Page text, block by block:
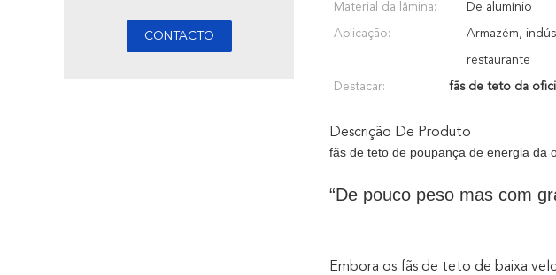
Material da lâmina: De alumínio
Aplicação: Armazém,
restaurante
Destacar: fãs de teto da
Descrição De Produto
fãs de teto de poupança de energia da
“De pouco peso mas com
Embora os fãs de teto de baixa